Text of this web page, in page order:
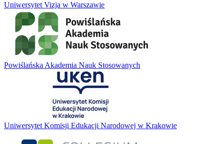
Uniwersytet Vizja w Warszawie
Powiślańska Akademia Nauk Stosowanych
Uniwersytet Komisji Edukacji Narodowej w Krakowie